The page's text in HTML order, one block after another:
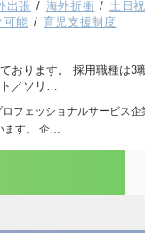
出張 海外折衝 土日
可能 育児支援制度
おります。 採用職種は3
ト／ソリ…
フェッショナルサービス企
ます。 企…